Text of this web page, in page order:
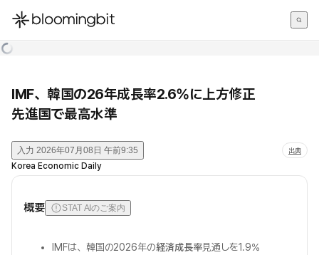
한국어
IMF、韓国の26年成長率2.6%に上方修正
先進国で最高水準
入力 2026年07月08日 午前9:35 出典
Korea Economic Daily
概要 STAT AIのご案内
IMFは、韓国の2026年の経済成長率見通しを1.9%